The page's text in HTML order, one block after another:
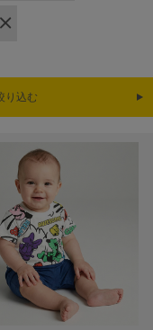
り込む